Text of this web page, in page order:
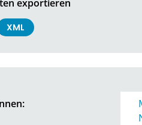
exportieren
XML